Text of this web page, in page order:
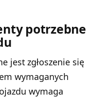
potrzebne
jest zgłoszenie się
wymaganych
wymaga